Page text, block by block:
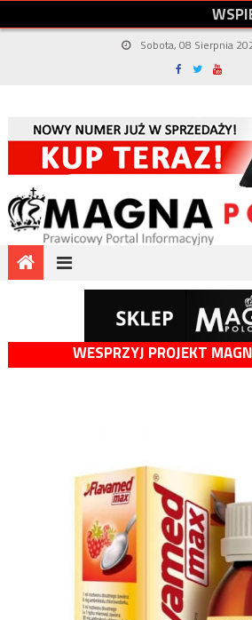
WSPI
Sobota, 08 Sierpnia
WESPRZYJ PROJEKT